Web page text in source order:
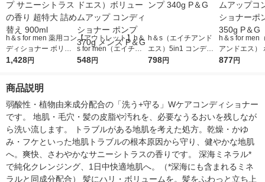
h＆s for men 薬用コン
ディショナー ボリュ
ームアップ サニーシ
1,428円
【アウトレット】h＆
s for men（エイチア
ンドエス）ボリューム
548円
h＆s（エイチアンド
エス）5in1 コンデイ
ショナー ポンプ 340g
798円
h＆s for men
アンドエス）
ームアップコ
877円
商品説明
弱酸性・植物由来成分配合の「洗う+守る」Wケアコンディショナー
です。 地肌・毛穴・髪の皮脂や汚れを、必要なうるおいを残しなが
ら洗い流します。 トラブルがある地肌を考えた処方。乾燥・かゆ
み・フケといった地肌トラブルの根本原因から守り、健やかな地肌
へ。爽快、さわやかなサニーシトラスの香りです。 深海ミネラル*
で純化クレンジング、1日中快適地肌へ。（*深海にも含まれるミネ
ラルと同成分配合） 髪にハリ・ボリュームを。髪をふわっと立ち上